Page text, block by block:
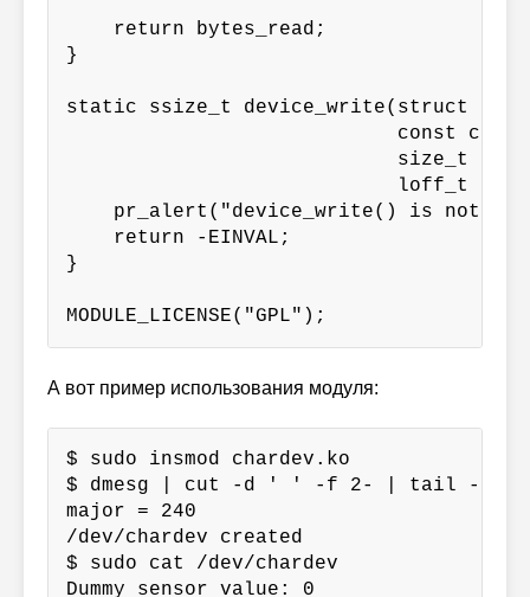
    return bytes_read;
}
static ssize_t device_write(struct
const char
                            size_t len,
loff_t
pr_alert("device_write() is not
    return -EINVAL;
}
MODULE_LICENSE("GPL");
А вот пример использования модуля:
$ sudo insmod chardev.ko
$ dmesg | cut -d ' ' -f 2- | tail -n 2
major = 240
/dev/chardev created
$ sudo cat /dev/chardev
Dummy sensor value: 0